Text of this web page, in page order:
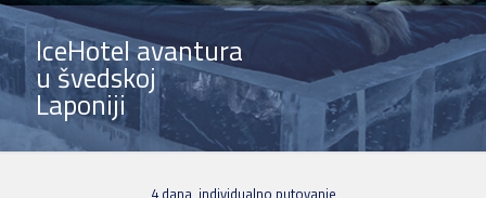
IceHotel avantura
u švedskoj
Laponiji
4 dana, individualno putovanje